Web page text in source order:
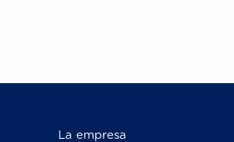
La empresa